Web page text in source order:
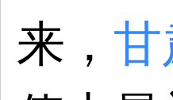
来， 甘